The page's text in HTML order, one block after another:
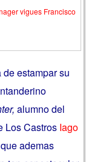
vigues Francisco
estampar su
alumno del
Los Castros Iago
ademas